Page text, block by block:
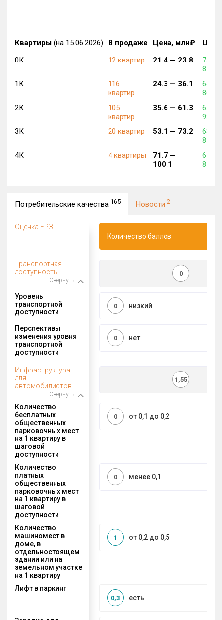
Квартиры (на 15.06.2026) В продаже Цена, млн₽
0К
12 квартир 21.4 — 23.8
742
815
1К
116
квартир
24.3 — 36.1
643
864
2К
105
квартир
35.6 — 61.3
632
920
3К
20 квартир 53.1 — 73.2
636
815
4К
4 квартиры
71.7 —
100.1
671
878
Потребительские качества 165 Новости 2
Оценка ЕРЗ
Количество баллов
Транспортная
доступность
Свернуть
0
Уровень
транспортной
доступности
низкий
0
Перспективы
изменения уровня
транспортной
доступности
нет
0
Инфраструктура
для
автомобилистов
Свернуть
1,55
Количество
бесплатных
общественных
парковочных мест
на 1 квартиру в
шаговой
доступности
от 0,1 до 0,2
0
Количество
платных
общественных
парковочных мест
на 1 квартиру в
шаговой
доступности
менее 0,1
0
Количество
машиномест в
доме, в
отдельностоящем
здании или на
земельном участке
на 1 квартиру
от 0,2 до 0,5
1
Лифт в паркинг
есть
0,3